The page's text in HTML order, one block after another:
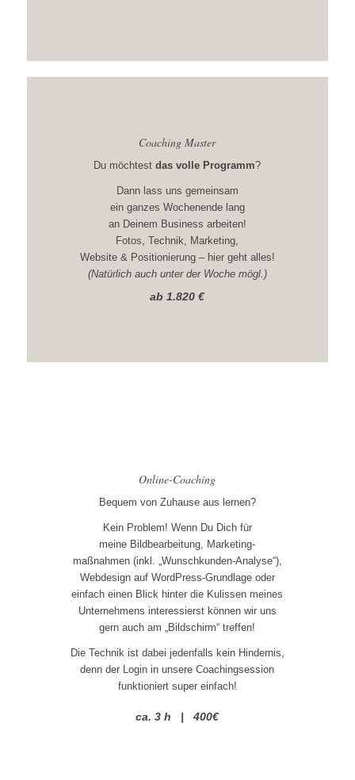
Coaching Master
Du möchtestdas volle Programm?
Dann lass uns gemeinsam
ein ganzes Wochenende lang
an Deinem Business arbeiten!
Fotos, Technik, Marketing,
Website & Positionierung – hier geht alles!
(Natürlich auch unter der Woche mögl.)
ab 1.820 €
Online-Coaching
Bequem von Zuhause aus lernen?
Kein Problem! Wenn Du Dich für
meine Bildbearbeitung, Marketing-
maßnahmen (inkl. „Wunschkunden-Analyse“),
Webdesign auf WordPress-Grundlage oder
einfach einen Blick hinter die Kulissen meines
Unternehmens interessierst können wir uns
gern auch am „Bildschirm“ treffen!
Die Technik ist dabei jedenfalls kein Hindernis,
denn der Login in unsere Coachingsession
funktioniert super einfach!
ca. 3 h | 400€